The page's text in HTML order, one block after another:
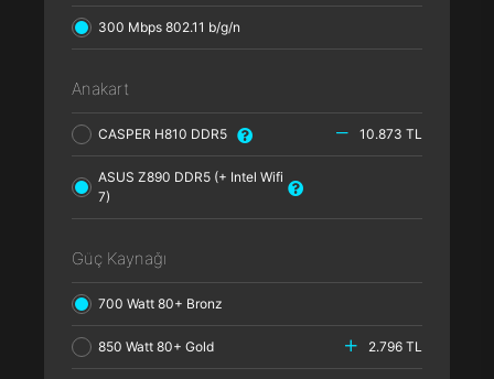
300 Mbps 802.11 b/g/n
Anakart
CASPER H810 DDR5 10.873 TL
ASUS Z890 DDR5 (+ Intel Wifi
7)
Güç Kaynağı
700 Watt 80+ Bronz
850 Watt 80+ Gold 2.796 TL